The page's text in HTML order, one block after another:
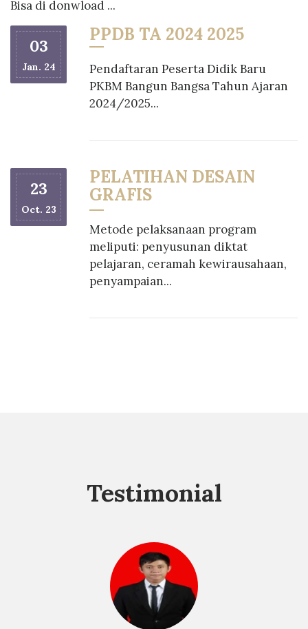
Bisa di donwload ...
03
Jan. 24
PPDB TA 2024 2025
Pendaftaran Peserta Didik Baru
PKBM Bangun Bangsa Tahun Ajaran
2024/2025...
23
Oct. 23
PELATIHAN DESAIN
GRAFIS
Metode pelaksanaan program
meliputi: penyusunan diktat
pelajaran, ceramah kewirausahaan,
penyampaian...
Testimonial